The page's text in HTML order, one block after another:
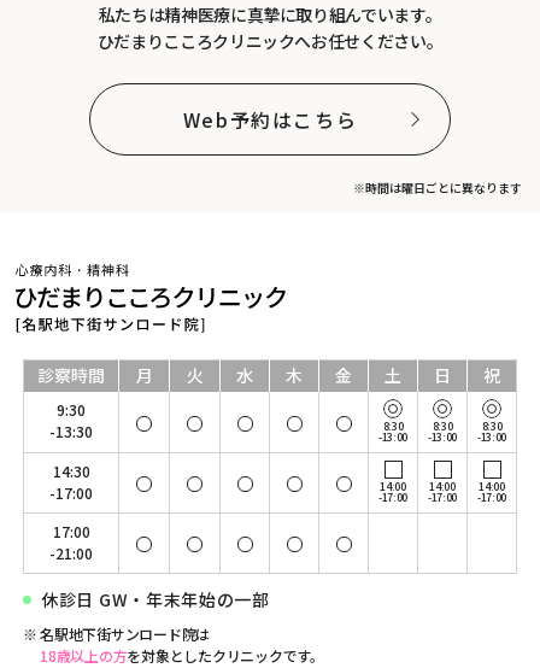
私たちは精神医療に真摯に取り組んでいます。
ひだまりこころクリニックへお任せください。
Web予約はこちら
※時間は曜日ごとに異なります
診察時間 月 火 水 木 金 土 日 祝
9:30
-13:30
8:30
-13:00
8:30
-13:00
8:30
-13:00
14:30
-17:00
14:00
-17:00
14:00
-17:00
14:00
-17:00
17:00
-21:00
休診日 GW・年末年始の一部
名駅地下街サンロード院は
18歳以上の方を対象としたクリニックです。